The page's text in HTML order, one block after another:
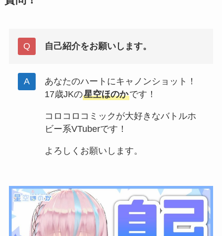
自己紹介をお願いします。
あなたのハートにキャノンショット！
17歳JKの星空ほのかです！
コロコロコミックが大好きなバトルホ
ビー系VTuberです！
よろしくお願いします。